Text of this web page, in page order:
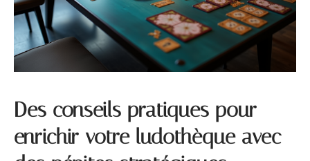
Des conseils pratiques pour
enrichir votre ludothèque avec